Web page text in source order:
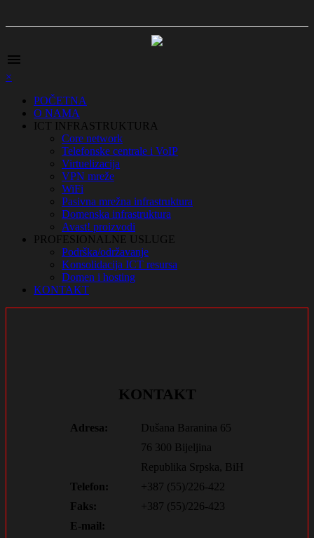
menu
×
POČETNA
O NAMA
ICT INFRASTRUKTURA
Core network
Telefonske centrale i VoIP
Virtuelizacija
VPN mreže
WiFi
Pasivna mrežna infrastruktura
Domenska infrastruktura
Avast! proizvodi
PROFESIONALNE USLUGE
Podrška/održavanje
Konsolidacija ICT resursa
Domen i hosting
KONTAKT
KONTAKT
Adresa:
Dušana Baranina 65
76 300 Bijeljina
Republika Srpska, BiH
Telefon:
+387 (55)/226-422
Faks:
+387 (55)/226-423
E-mail: